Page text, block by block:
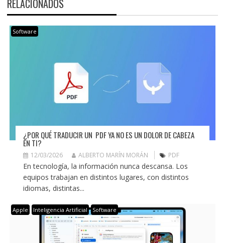
RELACIONADOS
Software
¿POR QUÉ TRADUCIR UN PDF YA NO ES UN DOLOR DE CABEZA
EN TI?
12/03/2026 ALBERTO MARÍN MORÁN PDF
En tecnología, la información nunca descansa. Los
equipos trabajan en distintos lugares, con distintos
idiomas, distintas...
Apple Inteligencia Artificial Software